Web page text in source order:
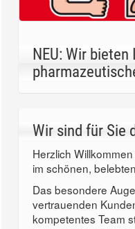
NEU: Wir
Wir sind für Sie
Herzlich
im schönen,
Das besondere
vertrauenden
kompetentes Team